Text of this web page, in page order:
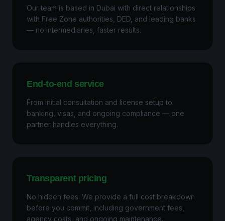
Our team is based in Dubai with direct relationships
with Free Zone authorities, DED, and leading banks
— no intermediaries, faster results.
End-to-end service
From initial consultation and license setup to
banking, visas, and ongoing compliance — one
partner handles everything.
Transparent pricing
No hidden fees. We provide a full cost breakdown
before you commit, including government fees,
agency costs, and ongoing maintenance.